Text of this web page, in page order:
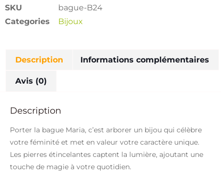
SKU
bague-B24
Categories
Bijoux
Description Informations complémentaires
Avis (0)
Description
Porter la bague Maria, c’est arborer un bijou qui célèbre
votre féminité et met en valeur votre caractère unique.
Les pierres étincelantes captent la lumière, ajoutant une
touche de magie à votre quotidien.